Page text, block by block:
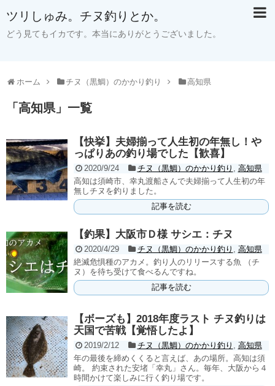
ツリしゅみ。チヌ釣りとか。
どう見てもイカです。本当にありがとうございました。
ホーム チヌ（黒鯛）のかかり釣り 高知県
「 高知県 」 一覧
【快挙】夫婦揃って人生初の年無し！や
っぱりあの釣り場でした【歓喜】
2020/9/24 チヌ（黒鯛）のかかり釣り , 高知県
高知は須崎市、幸丸渡船さんで夫婦揃って人生初の年
無しチヌを釣りました。
記事を読む
【釣果】大阪市Ｄ様 サシエ：チヌ
2020/4/29 チヌ（黒鯛）のかかり釣り , 高知県
絶滅危惧種のアカメ。釣り人のリリースする魚 （チ
ヌ）を待ち受けて食べるんですね。
記事を読む
【ボーズも】2018年度ラスト チヌ釣りは
天国で苦戦【覚悟したよ】
2019/2/12 チヌ（黒鯛）のかかり釣り , 高知県
年の最後を締めくくると言えば、あの場所。高知は須
崎。 約束された安堵「幸丸」さん。毎年、大阪から４
時間かけて楽しみに行く釣り場です。